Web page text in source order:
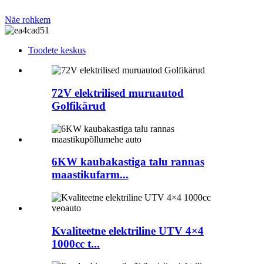
Näe rohkem
Toodete keskus
72V elektrilised muruautod
Golfikärud
6KW kaubakastiga talu rannas
maastikufarm...
Kvaliteetne elektriline UTV 4×4
1000cc t...